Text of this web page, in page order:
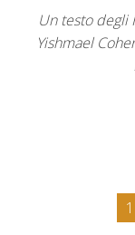
Un testo degli
Yishmael
1